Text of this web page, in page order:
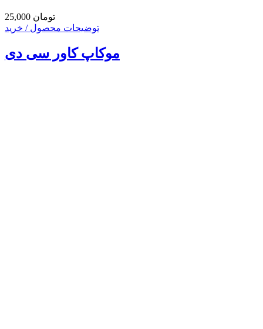
25,000 تومان
توضیحات محصول / خرید
موکاپ کاور سی دی